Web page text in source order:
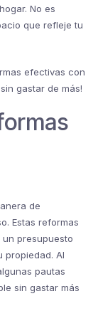
No es
que refleje tu
efectivas con
gastar de más!
de
Estas reformas
presupuesto
propiedad. Al
pautas
sin gastar más